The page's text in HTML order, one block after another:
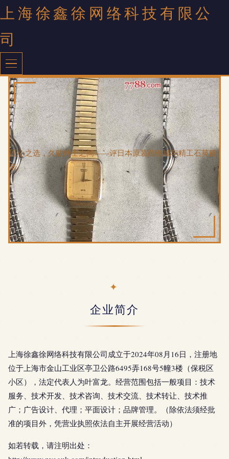
上海徐鑫徐网络科技有限公
司
匠心之选，久驻绅士之间——评日本原装西铁城与精工石英腕
表
企业简介
上海徐鑫徐网络科技有限公司成立于2024年08月16日，注册地
位于上海市金山工业区亭卫公路6495弄168号5幢3楼（保税区
小区），法定代表人为叶富龙。经营范围包括一般项目：技术
服务、技术开发、技术咨询、技术交流、技术转让、技术推
广；广告设计、代理；平面设计；品牌管理。（除依法须经批
准的项目外，凭营业执照依法自主开展经营活动）
如若转载，请注明出处：